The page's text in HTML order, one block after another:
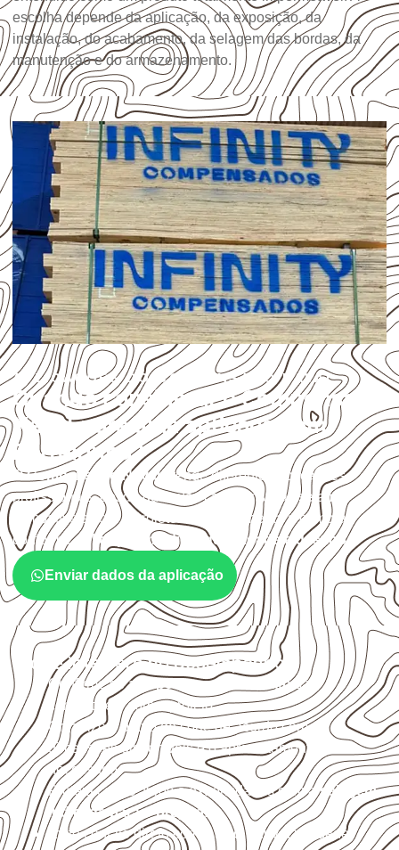
escolha depende da aplicação, da exposição, da
instalação, do acabamento, da selagem das bordas, da
manutenção e do armazenamento.
APLICAÇÕES DO COMPENSADO NAVAL
Quando considerar o Compensado
Naval para uma aplicação em
Barreirinha?
OCompensado Navalatende diferentes aplicações
profissionais, desde que suas características sejam
compatíveis com o projeto. A Infinity orienta a compra
conformeaplicação, medida, quantidade e destino.
Enviar dados da aplicação
O que interfere no desempenho
Confirme se a espessura e o formatosão
compatíveis com o projeto.
Organize o plano de corte de acordo com as
dimensões disponíveis e o aproveitamento
necessário.
Proteja cortes, furos e extremidades com aselagem
indicada para o projeto.
Evite contato direto com o solo, chuva, umidade